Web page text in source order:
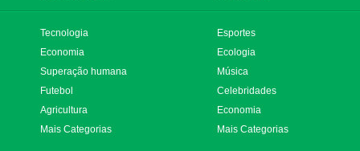
Tecnologia
Economia
Superação humana
Futebol
Agricultura
Mais Categorias
Esportes
Ecologia
Música
Celebridades
Economia
Mais Categorias